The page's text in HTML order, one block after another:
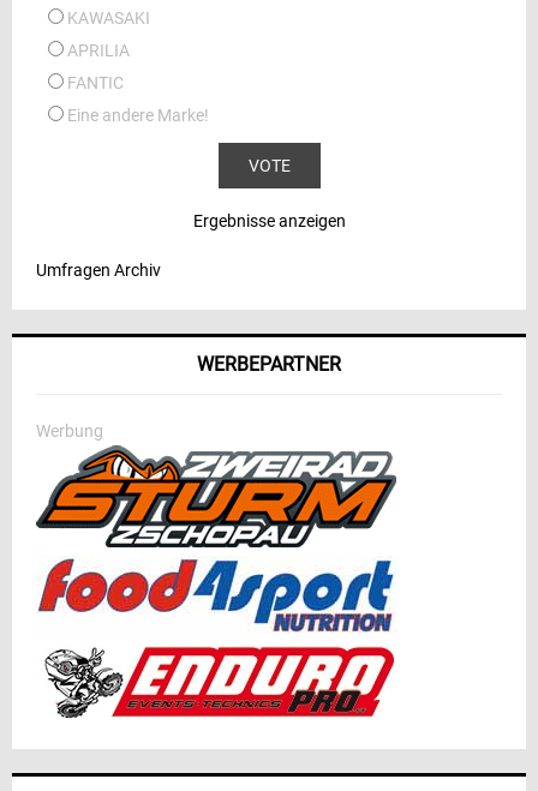
KAWASAKI
APRILIA
FANTIC
Eine andere Marke!
Ergebnisse anzeigen
Umfragen Archiv
WERBEPARTNER
Werbung